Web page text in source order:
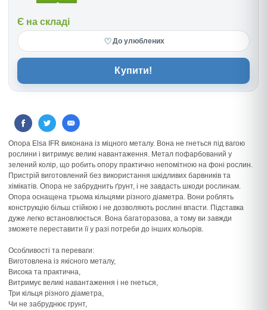
Є на складі
♡До улюблених
Купити!
Опора Elsa IFR виконана із міцного металу. Вона не гнеться під вагою
рослини і витримує великі навантаження. Метал пофарбований у
зелений колір, що робить опору практично непомітною на фоні рослин.
Пристрій виготовлений без використання шкідливих барвників та
хімікатів. Опора не забруднить ґрунт, і не завдасть шкоди рослинам.
Опора оснащена трьома кільцями різного діаметра. Вони роблять
конструкцію більш стійкою і не дозволяють рослині впасти. Підставка
дуже легко встановлюється. Вона багаторазова, а тому ви завжди
зможете переставити її у разі потреби до інших кольорів.
Особливості та переваги:
Виготовлена із якісного металу,
Висока та практична,
Витримує великі навантаження і не гнеться,
Три кільця різного діаметра,
Чи не забруднює грунт,